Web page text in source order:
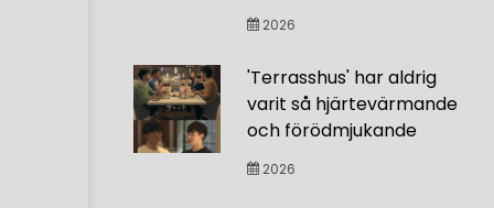
2026
'Terrasshus' har aldrig
varit så hjärtevärmande
och förödmjukande
2026